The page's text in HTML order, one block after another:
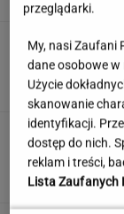
przeglądarki.
My, nasi Zaufani
dane osobowe
Użycie
skanowanie
identyfikacji.
dostęp do nich.
reklam i treści,
Lista Zaufanych